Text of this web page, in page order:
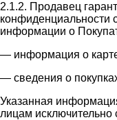
2.1.2. Продавец
конфиденциальности
информации о
— информация о
— сведения о
Указанная
лицам